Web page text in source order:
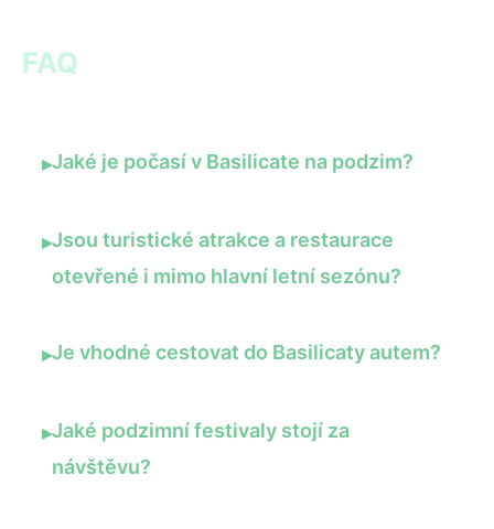
FAQ
▸Jaké je počasí v Basilicate na podzim?
▸Jsou turistické atrakce a restaurace
otevřené i mimo hlavní letní sezónu?
▸Je vhodné cestovat do Basilicaty autem?
▸Jaké podzimní festivaly stojí za
návštěvu?